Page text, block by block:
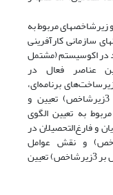
مربوط به
سازمانی کارآفرینی
در اکوسیستم (مشتمل
عناصر فعال در
زیرساخت‌های برنامه‌ای،
مدیریتی و فرهنگی زیست‌بوم‌ (مشتمل بر 3زیرشاخص) تعیین و
به تعیین الگوی
و فارغ‌التحصیلان در
(مشتمل بر 3زیرشاخص) و نقش عوامل
غیردانشگاهی در زیست‌بوم‌ کارآفرینی (مشتمل بر 3زیرشاخص) تعیین